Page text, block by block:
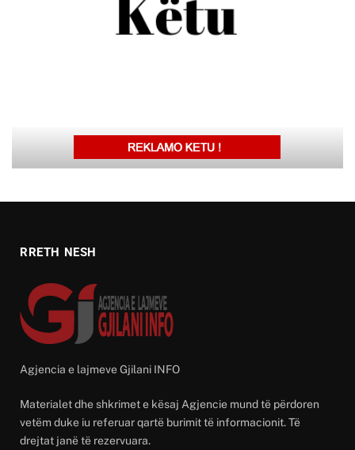
RRETH NESH
Agjencia e lajmeve Gjilani INFO
Materialet dhe shkrimet e kësaj Agjencie mund të përdoren
vetëm duke iu referuar qartë burimit të informacionit. Të
drejtat janë të rezervuara.